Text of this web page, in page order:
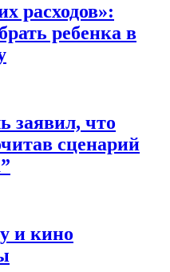
расходов»:
ребенка в
заявил, что
сценарий
и кино